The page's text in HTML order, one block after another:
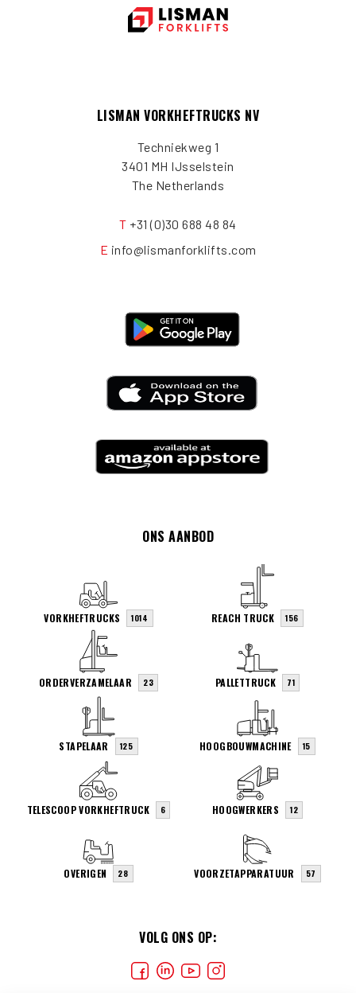
LISMAN VORKHEFTRUCKS NV
Techniekweg 1
3401 MH IJsselstein
The Netherlands
T +31 (0)30 688 48 84
E info@lismanforklifts.com
VOLG ONS OP:
ONS AANBOD
VORKHEFTRUCKS 1014 REACH TRUCK 156
ORDERVERZAMELAAR 23 PALLETTRUCK 71
STAPELAAR 125 HOOGBOUWMACHINE 15
TELESCOOP VORKHEFTRUCK 6 HOOGWERKERS 12
OVERIGEN 28 VOORZETAPPARATUUR 57